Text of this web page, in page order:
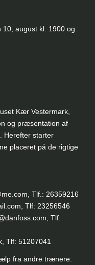
august kl. 1900 og
Kær Vestermark,
og præsentation af
Herefter starter
placeret på de rigtige
Tlf.: 26359216
Tlf: 23256546
Tlf:
Tlf: 51207041
fra andre trænere.